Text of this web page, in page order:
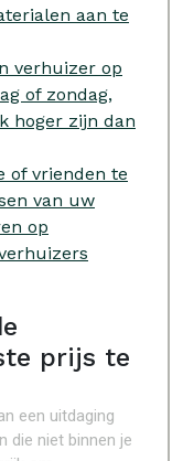
aan te
verhuizer op
of zondag,
hoger zijn dan
of vrienden te
van uw
op
prijs te
een uitdaging
die niet binnen je